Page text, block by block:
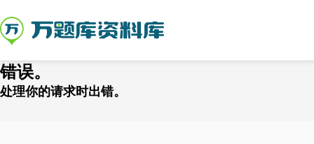
错误。
处理你的请求时出错。